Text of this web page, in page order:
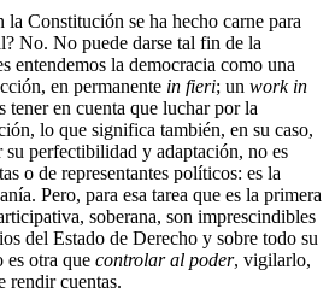
Constitución se ha hecho carne para
No. No puede darse tal fin de la
entendemos la democracia como una
en permanente in fieri; un work in
tener en cuenta que luchar por la
lo que significa también, en su caso,
perfectibilidad y adaptación, no es
o de representantes políticos: es la
Pero, para esa tarea que es la primera
soberana, son imprescindibles
del Estado de Derecho y sobre todo su
es otra que controlar al poder, vigilarlo,
rendir cuentas.